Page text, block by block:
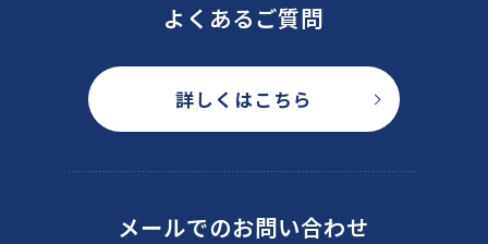
よくあるご質問
詳しくはこちら
メールでのお問い合わせ